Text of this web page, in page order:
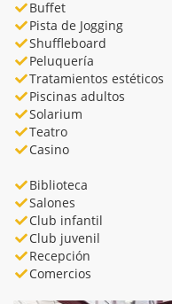
Buffet
Pista de Jogging
Shuffleboard
Peluquería
Tratamientos estéticos
Piscinas adultos
Solarium
Teatro
Casino
Biblioteca
Salones
Club infantil
Club juvenil
Recepción
Comercios